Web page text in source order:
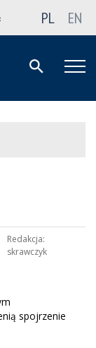
PL EN
Redakcja:
skrawczyk
spojrzenie